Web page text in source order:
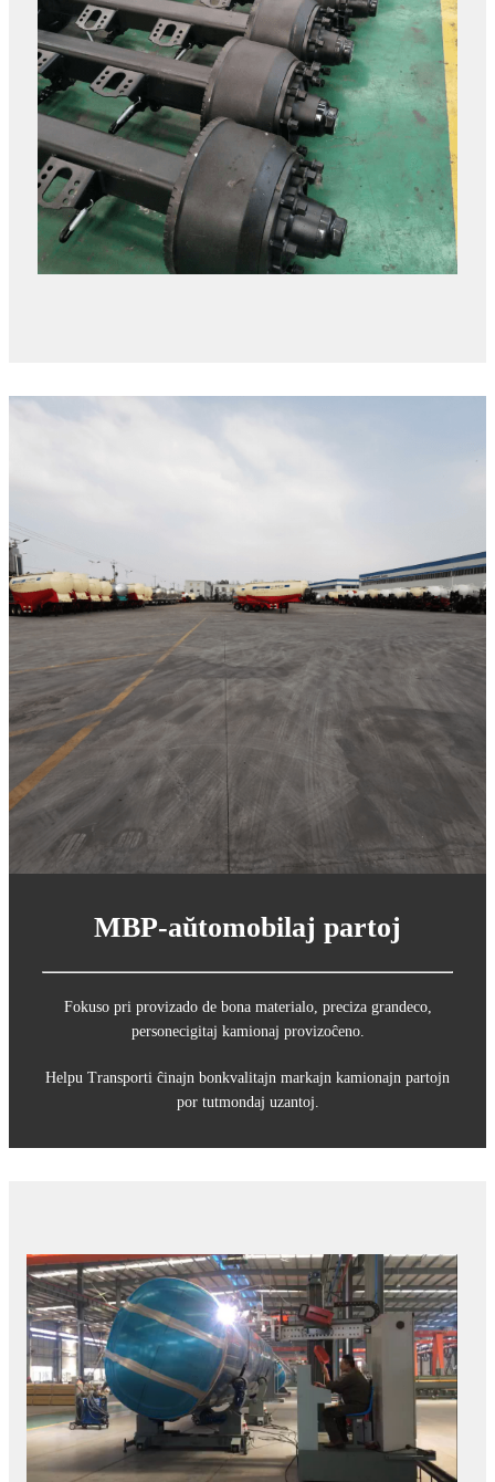
MBP-aŭtomobilaj partoj
Fokuso pri provizado de bona materialo, preciza grandeco,
personecigitaj kamionaj provizoĉeno.
Helpu Transporti ĉinajn bonkvalitajn markajn kamionajn partojn
por tutmondaj uzantoj.